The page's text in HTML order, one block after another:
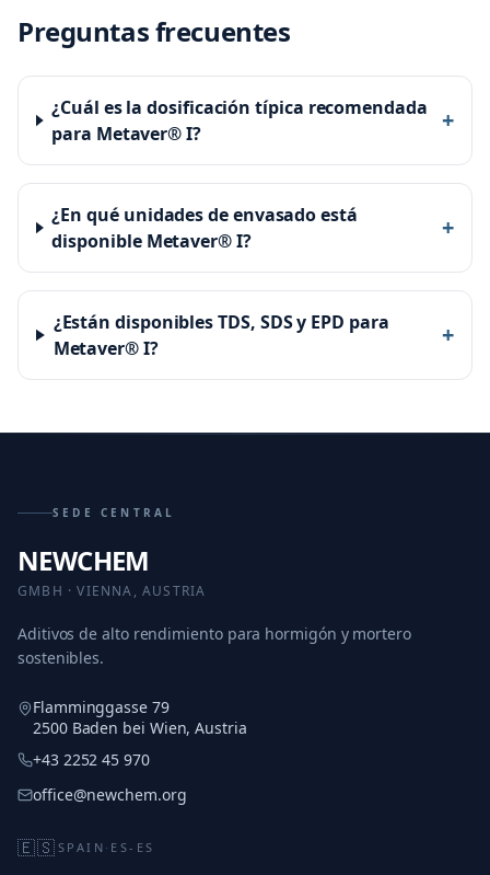
Preguntas frecuentes
¿Cuál es la dosificación típica recomendada
para Metaver® I?
+
¿En qué unidades de envasado está
disponible Metaver® I?
+
¿Están disponibles TDS, SDS y EPD para
Metaver® I?
+
SEDE CENTRAL
NEWCHEM
GMBH · VIENNA, AUSTRIA
Aditivos de alto rendimiento para hormigón y mortero
sostenibles.
Flamminggasse 79
2500 Baden bei Wien, Austria
+43 2252 45 970
office@newchem.org
🇪🇸 SPAIN · ES-ES